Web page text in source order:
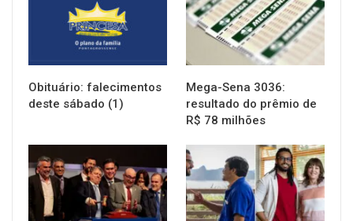
Obituário: falecimentos
deste sábado (1)
Mega-Sena 3036:
resultado do prêmio de
R$ 78 milhões
NOTÍCIAS